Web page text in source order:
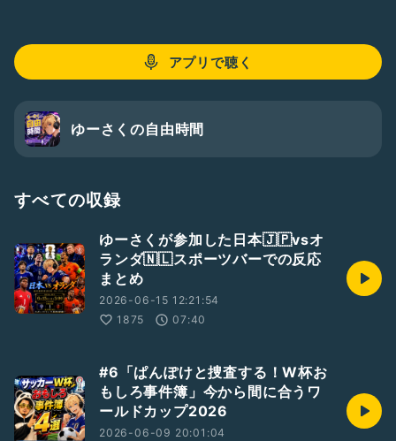
アプリで聴く
ゆーさくの自由時間
すべての収録
ゆーさくが参加した日本🇯🇵vsオ
ランダ🇳🇱スポーツバーでの反応
まとめ
2026-06-15 12:21:54
1875
07:40
#6「ぱんぽけと捜査する！W杯お
もしろ事件簿」今から間に合うワ
ールドカップ2026
2026-06-09 20:01:04